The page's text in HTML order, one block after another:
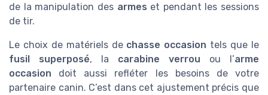
de la manipulation des armes et pendant les sessions
de tir.
Le choix de matériels de chasse occasion tels que le
fusil superposé, la carabine verrou ou l’arme
occasion doit aussi refléter les besoins de votre
partenaire canin. C’est dans cet ajustement précis que